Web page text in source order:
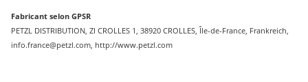
Fabricant selon GPSR
PETZL DISTRIBUTION, ZI CROLLES 1, 38920 CROLLES, Île-de-France, Frankreich,
info.france@petzl.com, http://www.petzl.com